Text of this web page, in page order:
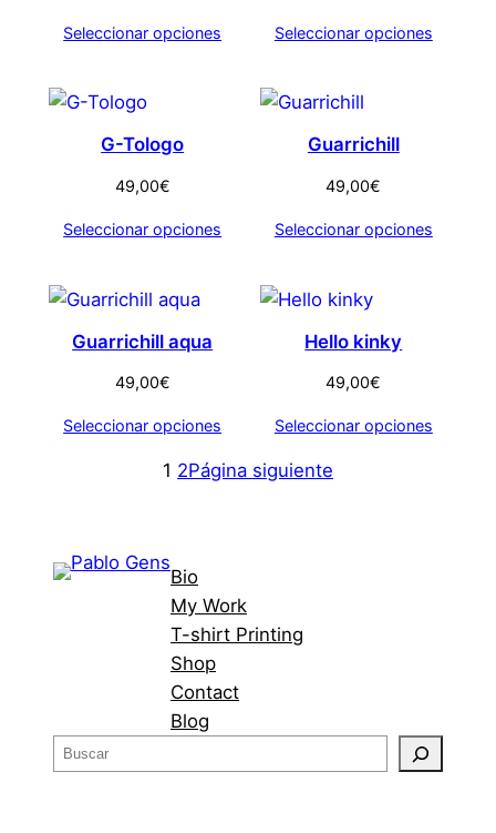
Seleccionar opciones Seleccionar opciones
G-Tologo
49,00€
Seleccionar opciones
Guarrichill
49,00€
Seleccionar opciones
Guarrichill aqua
49,00€
Seleccionar opciones
Hello kinky
49,00€
Seleccionar opciones
1 2Página siguiente
Bio
My Work
T-shirt Printing
Shop
Contact
Blog
u